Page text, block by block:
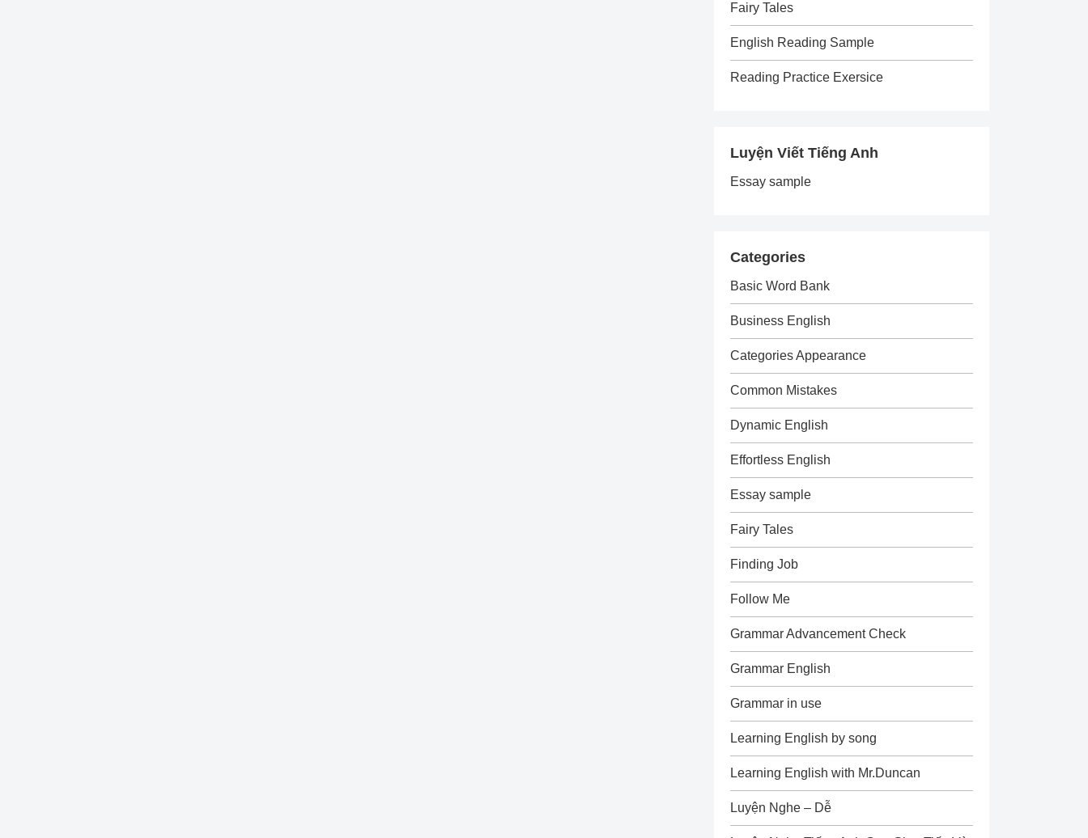
Fairy Tales
English Reading Sample
Reading Practice Exersice
Luyện Viết Tiếng Anh
Essay sample
Categories
Basic Word Bank
Business English
Categories Appearance
Common Mistakes
Dynamic English
Effortless English
Essay sample
Fairy Tales
Finding Job
Follow Me
Grammar Advancement Check
Grammar English
Grammar in use
Learning English by song
Learning English with Mr.Duncan
Luyện Nghe – Dễ